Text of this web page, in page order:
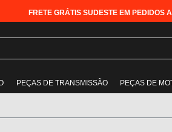
FRETE GRÁTIS SUDESTE EM PEDIDOS
PEÇAS DE TRANSMISSÃO PEÇAS DE